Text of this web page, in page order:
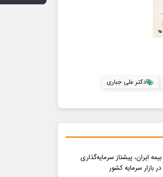
دکتر علی جباری
بیمه ایران، پیشتاز سرمایه‌گذاری
در بازار سرمایه کشور